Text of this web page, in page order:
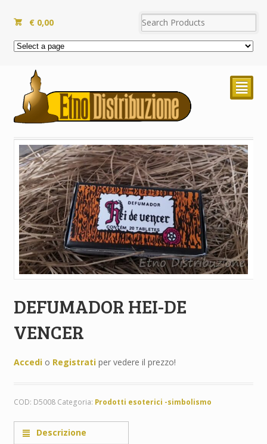
€ 0,00
²
DEFUMADOR HEI-DE
VENCER
Accedio Registratiper vedere il prezzo!
COD: D5008 Categoria: Prodotti esoterici -simbolismo
Descrizione